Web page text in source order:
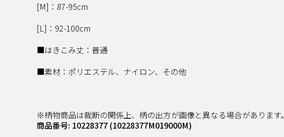
[M]：87-95cm
[L]：92-100cm
■はきこみ丈：普通
■素材：ポリエステル、ナイロン、その他
※柄物商品は裁断の関係上、柄の出方が画像と異なる場合があります。
商品番号: 10228377 (10228377M019000M)